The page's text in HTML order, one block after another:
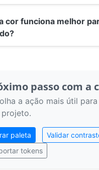
cor funciona melhor
passo com a
a ação mais útil
projeto.
paleta
Validar
tokens